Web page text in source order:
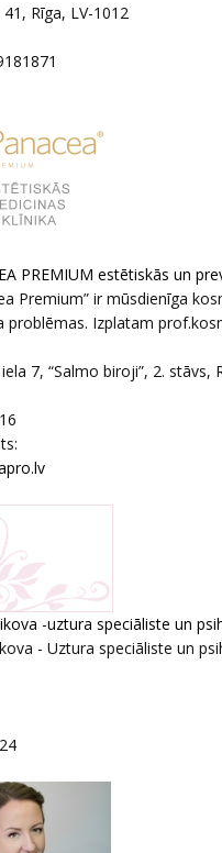
, Rīga, LV-1012
PREMIUM estētiskās un
Premium” ir mūsdienīga
problēmas. Izplatam
7, “Salmo biroji”, 2. stāvs,
-uztura speciāliste un
- Uztura speciāliste un